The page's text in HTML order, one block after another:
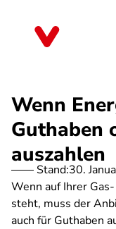
Wenn
Guthaben
auszahlen
Stand:30.
Wenn auf Ihrer
steht, muss der
auch für Guthaben